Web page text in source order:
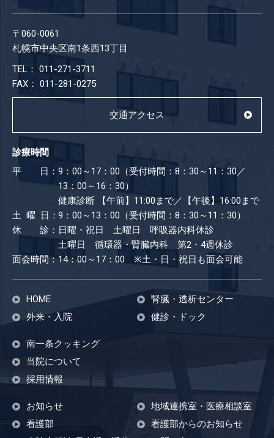
〒060-0061
札幌市中央区南1条西13丁目
TEL： 011-271-3711
FAX： 011-281-0275
交通アクセス
診療時間
平 日： 9：00～17：00（受付時間：8：30～11：30／
13：00～16：30）
健康診断
【午前】11:00まで／【午後】16:00まで
土 曜 日：9：00～13：00（受付時間：8：30～11：30）
休 診： 日曜・祝日 土曜日 呼吸器内科休診
土曜日 循環器・腎臓内科 第2・4週休診
面会時間：14：00～17：00 ※土・日・祝日も​面会可能
HOME
外来・入院
腎臓・透析センター
健診・ドック
南一条クッキング
当院について
採用情報
お知らせ
地域連携室・医療相談室
看護部
看護部からのお知らせ